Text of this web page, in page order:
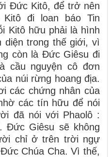
Đức Kitô, để trở nên
đi loan báo Tin
Kitô hữu phải là hình
diện trong thế giới, vì
còn là Đức Giêsu đi
cầu nguyện cô đơn
núi rừng hoang địa.
các chứng nhân của
các tín hữu để nói
đã nói với Phaolô :
Đức Giêsu sẽ không
chỉ ở trên trời ngự
Chúa Cha. Vì thế,